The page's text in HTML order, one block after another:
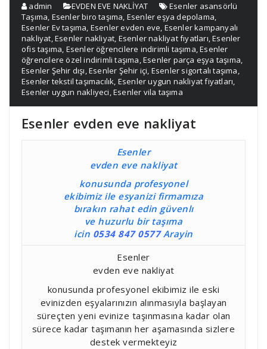
admin EVDEN EVE NAKLİYAT
Esenler asansörlü
Taşıma, Esenler biro taşıma, Esenler eşya depolama,
Esenler Ev taşıma, Esenler evden eve, Esenler kampanyalı
nakliyat,Esenler nakliyat, Esenler nakliyat fıyatları,Esenler
ofis taşıma, Esenler öğrencilere indirimli taşıma,Esenler
öğrencilere özel indirimli taşıma,Esenler parça eşya taşıma,
Esenler Şehir dışı,Esenler Şehir içi, Esenler sigortalı taşıma,
Esenler tekstil taşımacılık, Esenler uygun nakliyat fiyatları,
Esenler uygun nakliyeci,Esenler vila taşıma
Esenler evden eve nakliyat
Esenler
evden eve nakliyat
konusunda profesyonel
ekibimiz ile esyanizi firmamıza
bırakın rahat edin güvenlı
ve huzurlu bir taşıma
icin 0534 847 0577Arayin
Esenler
evden eve nakliyat
konusunda profesyonel ekibimiz ile eski
evinizden eşyalarınızın alınmasıyla başlayan
süreçten yeni evinize taşınmasına kadar olan
sürece kadar taşımanın her aşamasında sizlere
destek vermekteyiz